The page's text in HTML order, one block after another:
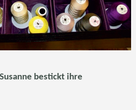
bestickt ihre